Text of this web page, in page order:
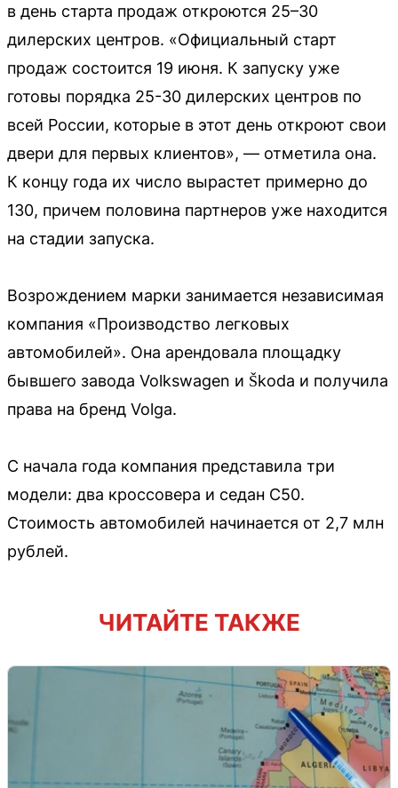
в день старта продаж откроются 25–30
дилерских центров. «Официальный старт
продаж состоится 19 июня. К запуску уже
готовы порядка 25-30 дилерских центров по
всей России, которые в этот день откроют свои
двери для первых клиентов», — отметила она.
К концу года их число вырастет примерно до
130, причем половина партнеров уже находится
на стадии запуска.
Возрождением марки занимается независимая
компания «Производство легковых
автомобилей». Она арендовала площадку
бывшего завода Volkswagen и Škoda и получила
права на бренд Volga.
С начала года компания представила три
модели: два кроссовера и седан C50.
Стоимость автомобилей начинается от 2,7 млн
рублей.
ЧИТАЙТЕ ТАКЖЕ